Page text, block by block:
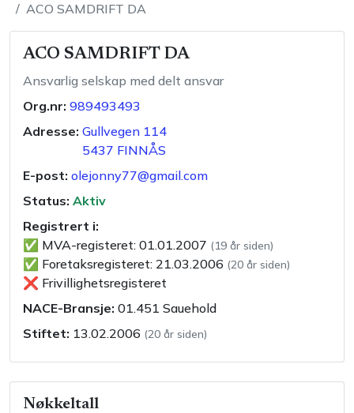
ACO SAMDRIFT DA
ACO SAMDRIFT DA
Ansvarlig selskap med delt ansvar
Org.nr: 989493493
Adresse: Gullvegen 114
5437 FINNÅS
E-post: olejonny77@gmail.com
Status: Aktiv
Registrert i:
✅ MVA-registeret: 01.01.2007 (19 år siden)
✅ Foretaksregisteret: 21.03.2006 (20 år siden)
❌ Frivillighetsregisteret
NACE-Bransje: 01.451 Sauehold
Stiftet: 13.02.2006 (20 år siden)
Nøkkeltall